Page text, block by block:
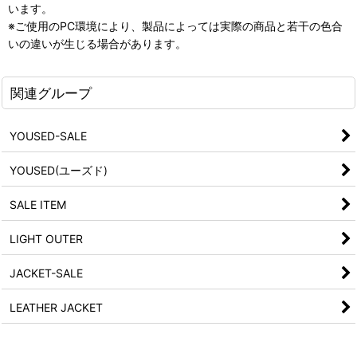
います。
※ご使用のPC環境により、製品によっては実際の商品と若干の色合
いの違いが生じる場合があります。
関連グループ
YOUSED-SALE
YOUSED(ユーズド)
SALE ITEM
LIGHT OUTER
JACKET-SALE
LEATHER JACKET